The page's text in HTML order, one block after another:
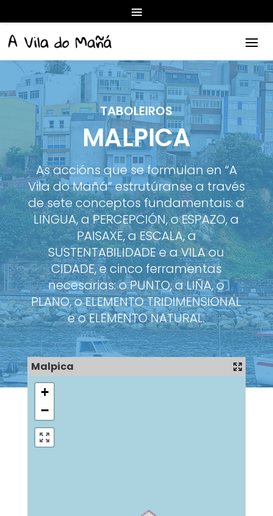
TABOLEIROS
MALPICA
As accións que se formulan en “A
Vila do Mañá” estrutúranse a través
de sete conceptos fundamentais: a
LINGUA, a PERCEPCIÓN, o ESPAZO, a
PAISAXE, a ESCALA, a
SUSTENTABILIDADE e a VILA ou
CIDADE, e cinco ferramentas
necesarias: o PUNTO, a LIÑA, o
PLANO, o ELEMENTO TRIDIMENSIONAL
e o ELEMENTO NATURAL.
Malpica
+
−